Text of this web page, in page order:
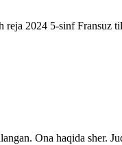
reja 2024 5-sinf Fransuz
Ona haqida sher.